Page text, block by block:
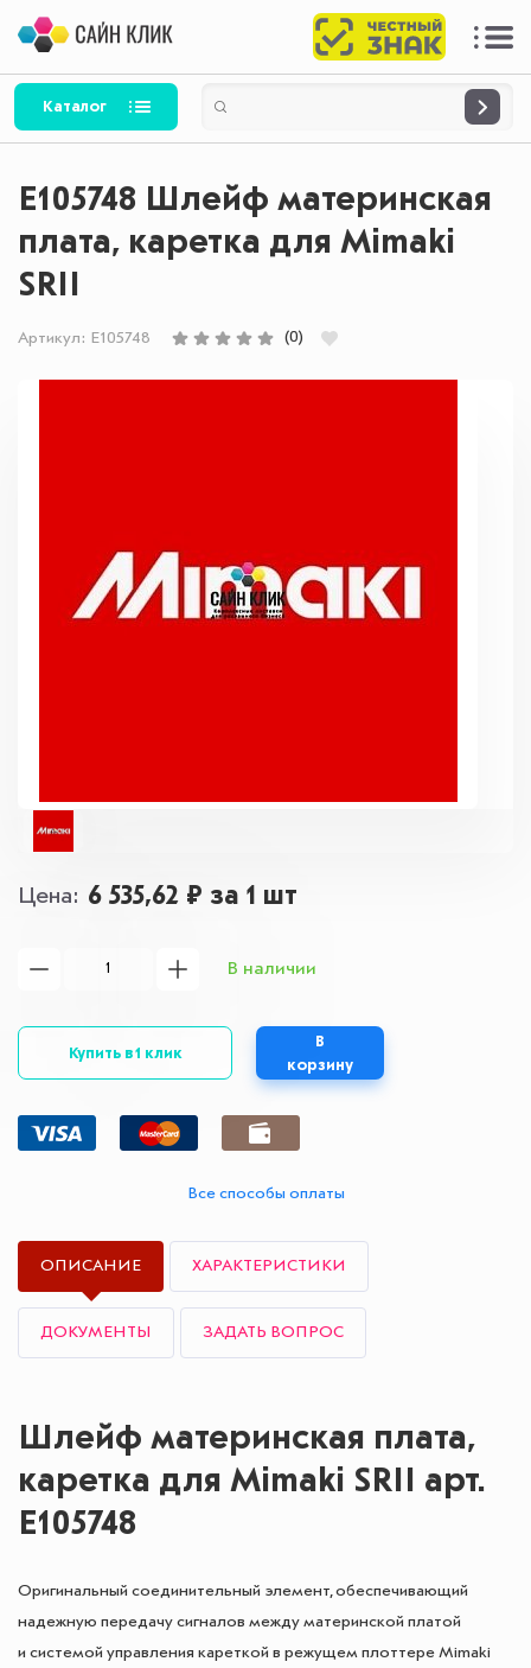
Каталог
E105748 Шлейф материнская
плата, каретка для Mimaki
SRII
Артикул: E105748 (0)
Цена 6 535,62 ₽ за 1 шт
В наличии
Купить в 1 клик
В
корзину
Все способы оплаты
ОПИСАНИЕ ХАРАКТЕРИСТИКИ
ДОКУМЕНТЫ ЗАДАТЬ ВОПРОС
Шлейф материнская плата,
каретка для Mimaki SRII арт.
E105748
Оригинальный соединительный элемент, обеспечивающий
надежную передачу сигналов между материнской платой
и системой управления кареткой в режущем плоттере Mimaki